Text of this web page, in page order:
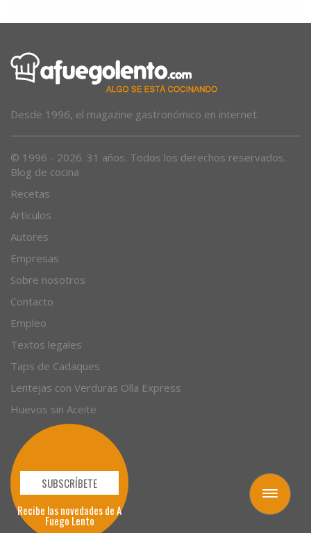
Toggle
navigation
Desde 1996, el magazine gastronómico en internet.
© 1996 - 2026. 31 años. Todos los derechos reservados.
Blog de cocina
Recetas
Artículos
Autores
Empresas
Sobre nosotros
Contacto
Empleo
Textos legales
Taps de Cadaques
Lentejas con Verduras Olla Express
Huevos sin Aceite
SUBSCRÍBETE
Recibe las novedades de A
Fuego Lento